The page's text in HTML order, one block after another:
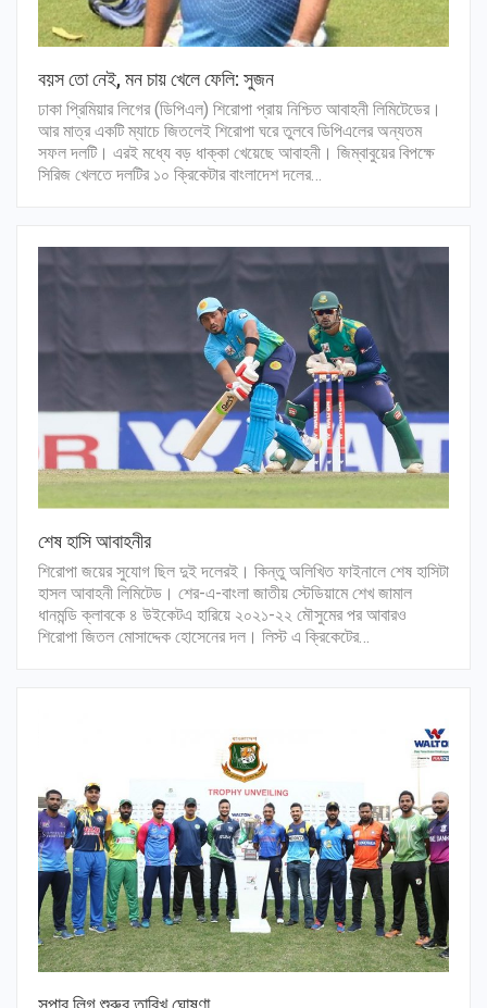
বয়স তো নেই, মন চায় খেলে ফেলি: সুজন
ঢাকা প্রিমিয়ার লিগের (ডিপিএল) শিরোপা প্রায় নিশ্চিত আবাহনী লিমিটেডের।
আর মাত্র একটি ম্যাচে জিতলেই শিরোপা ঘরে তুলবে ডিপিএলের অন্যতম
সফল দলটি। এরই মধ্যে বড় ধাক্কা খেয়েছে আবাহনী। জিম্বাবুয়ের বিপক্ষে
সিরিজ খেলতে দলটির ১০ ক্রিকেটার বাংলাদেশ দলের…
শেষ হাসি আবাহনীর
শিরোপা জয়ের সুযোগ ছিল দুই দলেরই। কিন্তু অলিখিত ফাইনালে শেষ হাসিটা
হাসল আবাহনী লিমিটেড। শের-এ-বাংলা জাতীয় স্টেডিয়ামে শেখ জামাল
ধানমন্ডি ক্লাবকে ৪ উইকেটএ হারিয়ে ২০২১-২২ মৌসুমের পর আবারও
শিরোপা জিতল মোসাদ্দেক হোসেনের দল। লিস্ট এ ক্রিকেটের…